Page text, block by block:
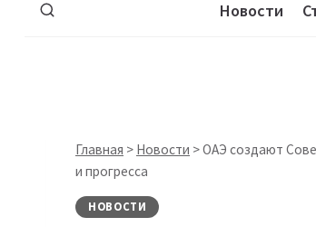
Новости
Главная > Новости >ОАЭ создают
и прогресса
НОВОСТИ